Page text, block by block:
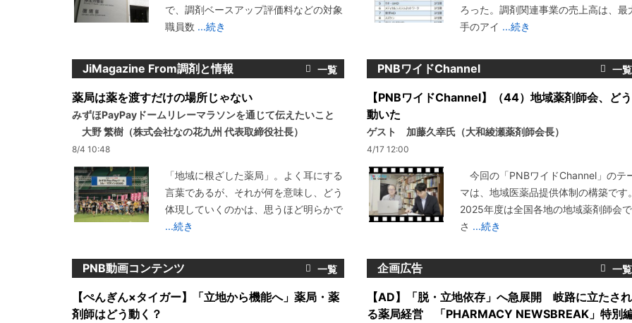
で、調剤ベースアップ評価料などの対象
職員数 ...続き
ろった。調剤関連事業の売上高は、最
手のアイ ...続き
JiMagazine From調剤と情報
薬局は薬を渡すだけの場所じゃない
みずほPayPayドームリレーマラソンを通じて伝えたいこと
大野 繁樹（株式会社なの花九州 代表取締役社長）
8/4 10:48
「地域に根ざした薬局」。よく耳にする
言葉であるが、それが何を意味し、どう
体現していくのかは、思うほど明らかで
...続き
PNBワイドChannel
【PNBワイドChannel】（44）地域薬剤師会、どう
動いた
ゲスト 加藤久幸氏（大和綾瀬薬剤師会長）
4/17 12:00
今回の「PNBワイドChannel」のテ
マは、地域医薬品提供体制の構築です。
2025年度は全国各地の地域薬剤師会で
さ ...続き
PNB動画コンテンツ
【ぺんぎん×タイガー】「立地から機能へ」薬局・薬
剤師はどう動く？
企画広告
【AD】「脱・立地依存」へ急展開 岐路に立たされ
る薬局経営 「PHARMACY NEWSBREAK」特別